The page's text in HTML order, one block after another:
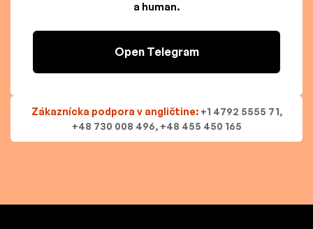
a human.
Open Telegram
Zákaznícka podpora v angličtine: +1 4792 5555 71,
+48 730 008 496, +48 455 450 165